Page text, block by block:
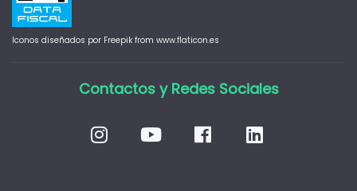
Iconos diseñados por Freepik from www.flaticon.es
Contactos y Redes Sociales